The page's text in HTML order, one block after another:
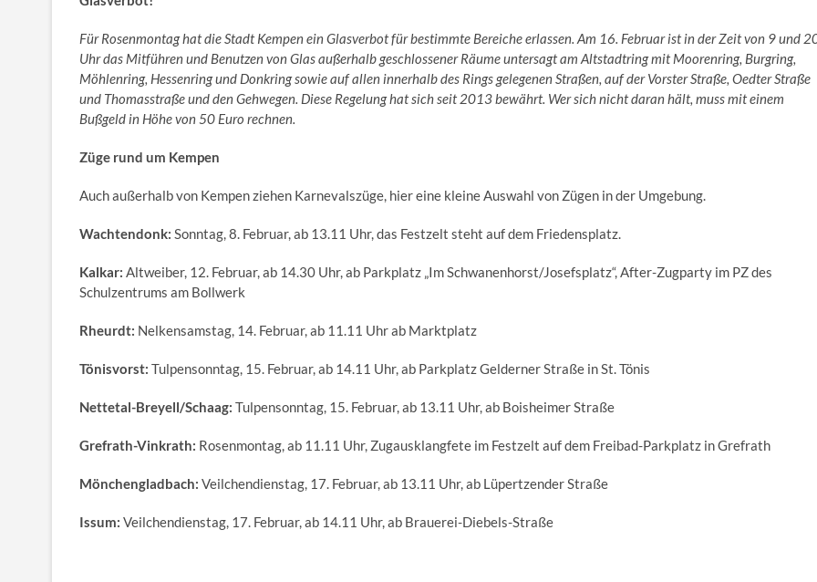
Für Rosenmontag hat die Stadt Kempen ein Glasverbot für bestimmte Bereiche erlassen. Am 16. Februar ist in der Zeit von 9 und
Uhr das Mitführen und Benutzen von Glas außerhalb geschlossener Räume untersagt am Altstadtring mit Moorenring, Burgring,
Möhlenring, Hessenring und Donkring sowie auf allen innerhalb des Rings gelegenen Straßen, auf der Vorster Straße, Oedter Straße
und Thomasstraße und den Gehwegen. Diese Regelung hat sich seit 2013 bewährt. Wer sich nicht daran hält, muss mit einem
Bußgeld in Höhe von 50 Euro rechnen.
Züge rund um Kempen
Auch außerhalb von Kempen ziehen Karnevalszüge, hier eine kleine Auswahl von Zügen in der Umgebung.
Wachtendonk: Sonntag, 8. Februar, ab 13.11 Uhr, das Festzelt steht auf dem Friedensplatz.
Kalkar: Altweiber, 12. Februar, ab 14.30 Uhr, ab Parkplatz „Im Schwanenhorst/Josefsplatz“, After-Zugparty im PZ des
Schulzentrums am Bollwerk
Rheurdt: Nelkensamstag, 14. Februar, ab 11.11 Uhr ab Marktplatz
Tönisvorst: Tulpensonntag, 15. Februar, ab 14.11 Uhr, ab Parkplatz Gelderner Straße in St. Tönis
Nettetal-Breyell/Schaag: Tulpensonntag, 15. Februar, ab 13.11 Uhr, ab Boisheimer Straße
Grefrath-Vinkrath: Rosenmontag, ab 11.11 Uhr, Zugausklangfete im Festzelt auf dem Freibad-Parkplatz in Grefrath
Mönchengladbach: Veilchendienstag, 17. Februar, ab 13.11 Uhr, ab Lüpertzender Straße
Issum: Veilchendienstag, 17. Februar, ab 14.11 Uhr, ab Brauerei-Diebels-Straße